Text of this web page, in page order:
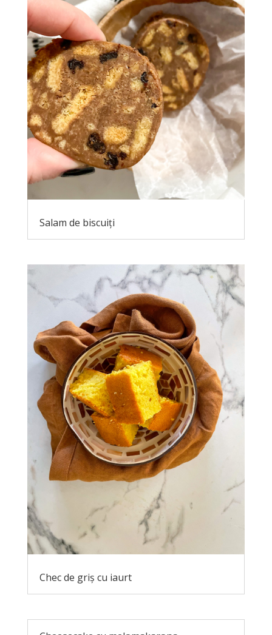
Salam de biscuiți
Chec de griș cu iaurt